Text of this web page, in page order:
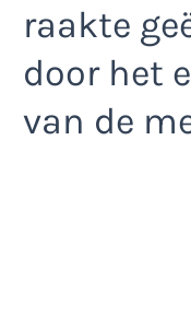
raakte
door het
van de